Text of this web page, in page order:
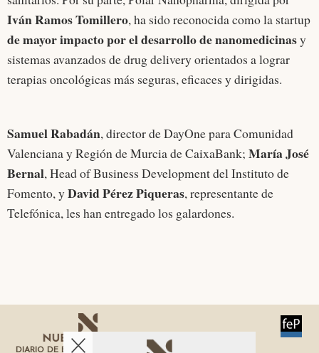
Iván Ramos Tomillero, ha sido reconocida como la startup
de mayor impacto por el desarrollo de nanomedicinasy
sistemas avanzados de drug delivery orientados a lograr
terapias oncológicas más seguras, eficaces y dirigidas.
Samuel Rabadán, director de DayOne para Comunidad
Valenciana y Región de Murcia de CaixaBank; María José
Bernal, Head of Business Development del Instituto de
Fomento, yDavid Pérez Piqueras, representante de
Telefónica, les han entregado los galardones.
DIARIO DE ECONOMÍA DE LA REGIÓN DE MURCIA